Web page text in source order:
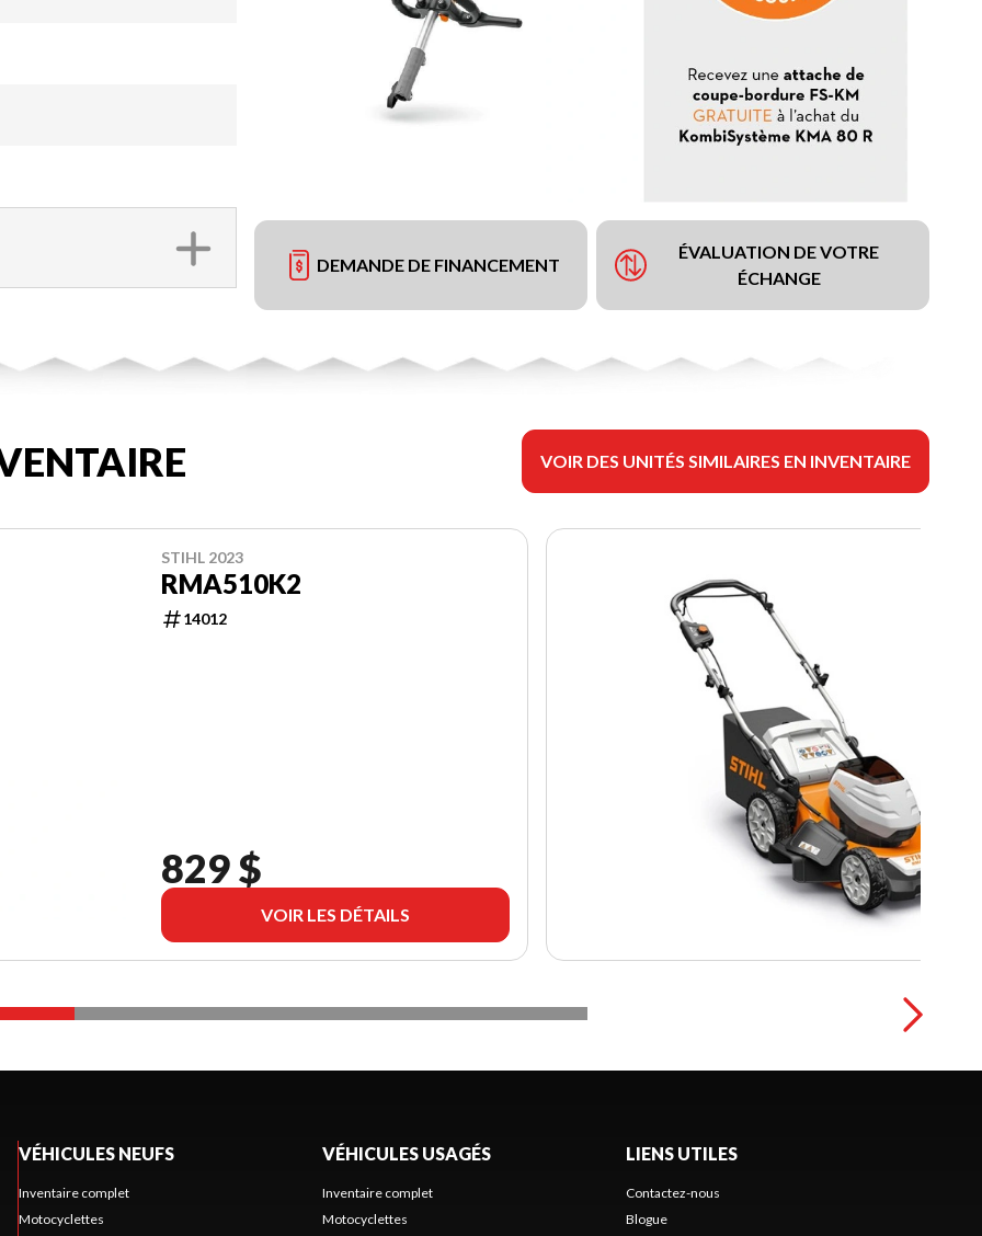
DEMANDE DE FINANCEMENT
ÉVALUATION DE VOTRE
ÉCHANGE
VOIR DES UNITÉS SIMILAIRES EN INVENTAIRE
STIHL 2023
RMA510K2
14012
829 $
VOIR LES DÉTAILS
VÉHICULES NEUFS
Inventaire complet
Motocyclettes
VÉHICULES USAGÉS
Inventaire complet
Motocyclettes
LIENS UTILES
Contactez-nous
Blogue